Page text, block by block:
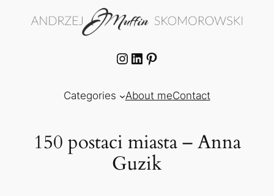
Instagram
LinkedIn
Pinterest
Categories About meContact
150 postaci miasta – Anna
Guzik